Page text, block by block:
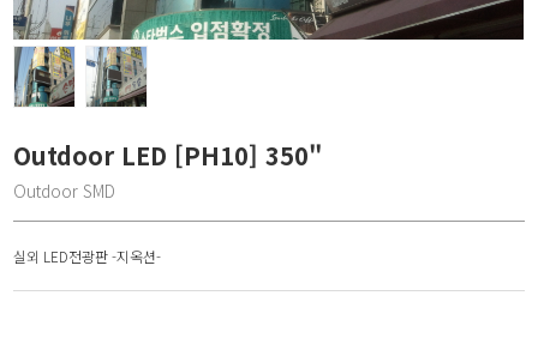
Outdoor LED [PH10] 350"
Outdoor SMD
실외 LED전광판 -지옥션-